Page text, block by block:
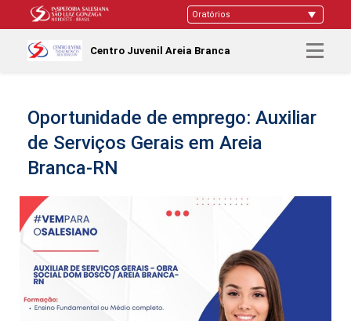
Centro Juvenil Areia Branca
Oportunidade de emprego: Auxiliar
de Serviços Gerais em Areia
Branca-RN